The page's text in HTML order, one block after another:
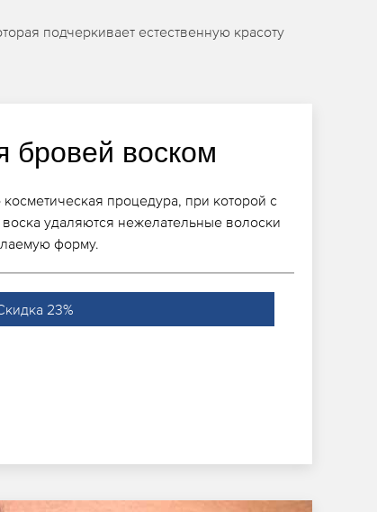
подчеркивает естественную красоту
бровей воском
процедура, при которой с
удаляются нежелательные волоски
форму.
23%